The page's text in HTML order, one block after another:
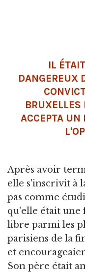
IL
DANGEREUX
BRUXELLES
ACCEPTA UN
Après avoir
elle s'inscrivit à
pas comme
qu'elle était une
libre parmi les
parisiens de la
et
Son père était